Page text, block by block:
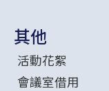
其他
活動花絮
會議室借用